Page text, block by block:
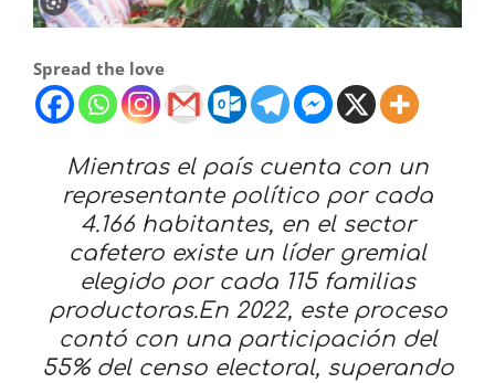
Spread the love
Mientras el país cuenta con un
representante político por cada
4.166 habitantes, en el sector
cafetero existe un líder gremial
elegido por cada 115 familias
productoras.En 2022, este proceso
contó con una participación del
55% del censo electoral, superando